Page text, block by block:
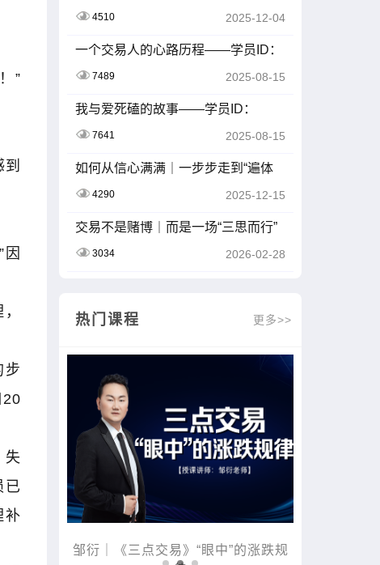
”
步
20
失
已
补
4510 2025-12-04
一个交易人的心路历程——学员ID：
7489 2025-08-15
我与爱死磕的故事——学员ID：
7641 2025-08-15
如何从信心满满｜一步步走到“遍体
4290 2025-12-15
交易不是赌博｜而是一场“三思而行”
3034 2026-02-28
热门课程 更多>>
《三点交易》“眼中”的涨跌规
金麒麟｜黑马掘金术｜战胜心